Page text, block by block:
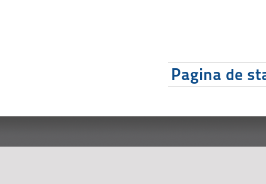
Pagina de